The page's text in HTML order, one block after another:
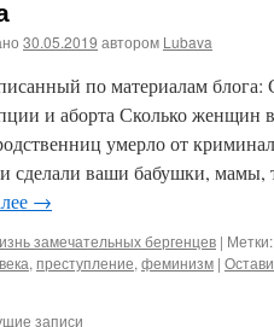
30.05.2019 автором Lubava
по материалам
и аборта Сколько женщин
умерло от
сделали ваши бабушки,
→
замечательных бергенцев | Метки:
, преступление, феминизм |
записи